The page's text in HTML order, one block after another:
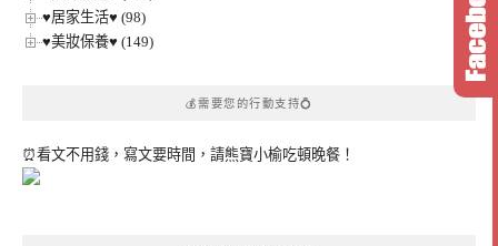
♥居家生活♥ (98)
♥美妝保養♥ (149)
💰需要您的行動支持💍
⏰看文不用錢，寫文要時間，請熊寶小榆吃頓晚餐！